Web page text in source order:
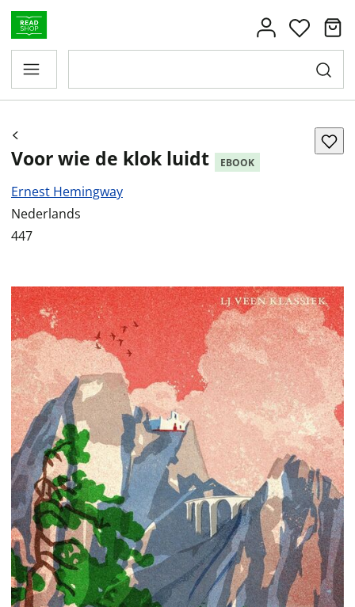
Voor wie de klok luidt EBOOK
Ernest Hemingway
Nederlands
447